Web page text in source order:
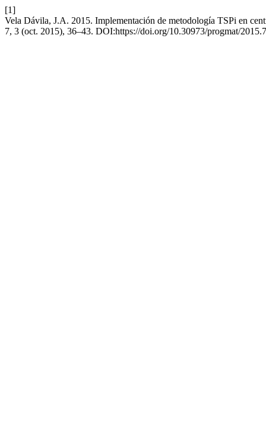
[1]
Vela Dávila, J.A. 2015. Implementación de metodología TSPi en
7, 3 (oct. 2015), 36–43. DOI:https://doi.org/10.30973/progmat/